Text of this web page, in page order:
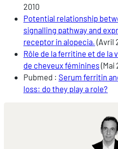
2010
Potential relationship
signalling pathway and
receptor in alopecia. (Avril
Rôle de la ferritine et de la
de cheveux féminines(Mai
Pubmed : Serum ferritin
loss: do they play a role?